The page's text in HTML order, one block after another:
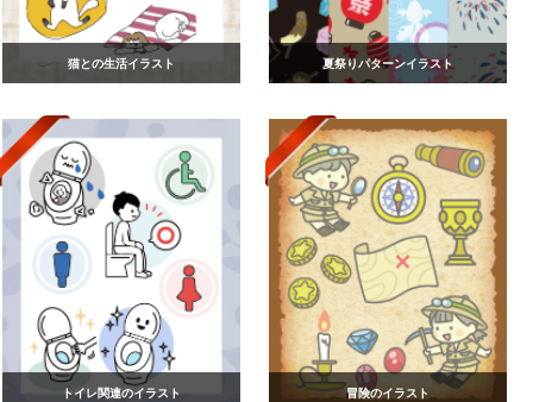
猫との生活イラスト 夏祭りパターンイラスト
トイレ関連のイラスト 冒険のイラスト